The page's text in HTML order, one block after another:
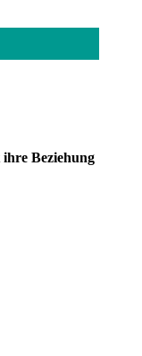
Beziehung